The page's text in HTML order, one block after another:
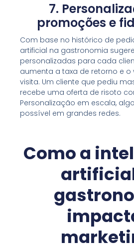
7.
promoções e
Com base no histórico de
artificial na gastronomia
personalizadas para cada
aumenta a taxa de retorno e
visita. Um cliente que pediu
recebe uma oferta de risoto
Personalização em escala,
possível em grandes redes.
Como a